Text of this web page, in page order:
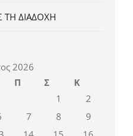
ΤΗ ΔΙΑΔΟΧΗ
2026
Π Σ
Κ
1
2
7 8
9